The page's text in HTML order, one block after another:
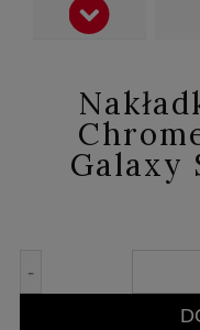
Galaxy
-